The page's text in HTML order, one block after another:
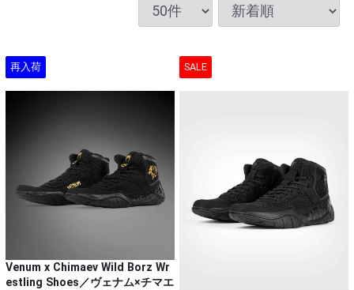
再入荷
Venum x Chimaev Wild Borz Wr
estling Shoes／ヴェナム×チマエ
SALE